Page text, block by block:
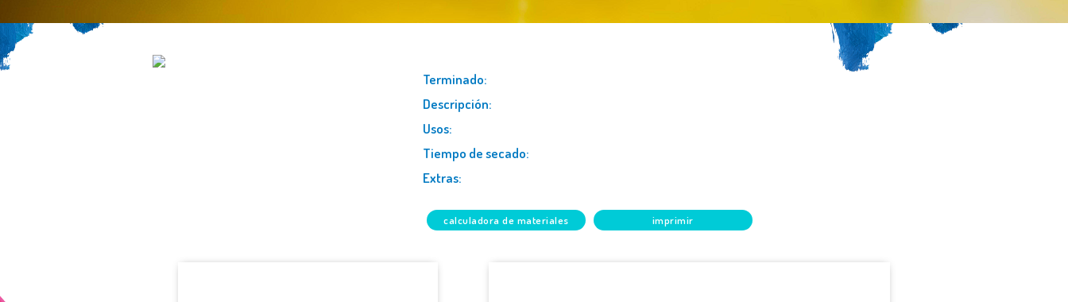
terminado:
descripción:
usos:
tiempo de secado:
extras:
calculadora de materiales imprimir